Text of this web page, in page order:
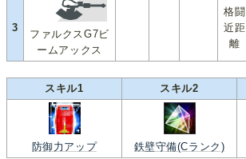
3
ファルクスG7ビ
ームアックス
格闘
近距
離
スキル1 スキル2
防御力アップ 鉄壁守備(Cランク)